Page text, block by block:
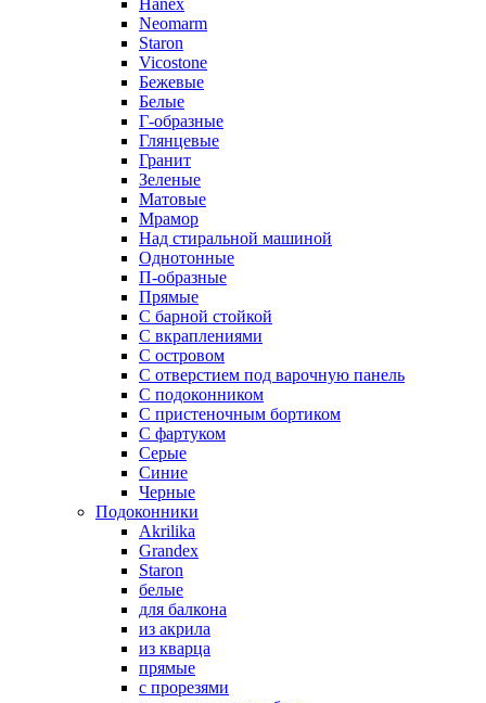
Hanex
Neomarm
Staron
Vicostone
Бежевые
Белые
Г-образные
Глянцевые
Гранит
Зеленые
Матовые
Мрамор
Над стиральной машиной
Однотонные
П-образные
Прямые
С барной стойкой
С вкраплениями
С островом
С отверстием под варочную панель
С подоконником
С пристеночным бортиком
С фартуком
Серые
Синие
Черные
Подоконники
Akrilika
Grandex
Staron
белые
для балкона
из акрила
из кварца
прямые
с прорезями